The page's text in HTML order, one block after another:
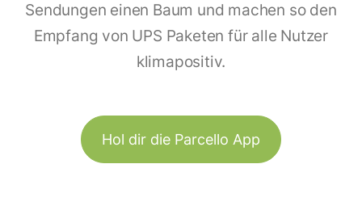
Sendungen einen Baum und machen so den
Empfang von UPS Paketen für alle Nutzer
klimapositiv.
Hol dir die Parcello App